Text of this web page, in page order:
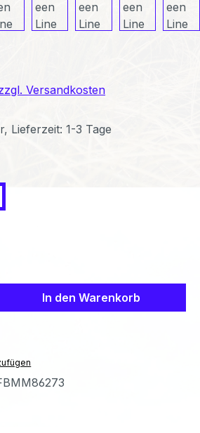
Versandkosten
Lieferzeit: 1-3 Tage
Gib den
In den Warenkorb